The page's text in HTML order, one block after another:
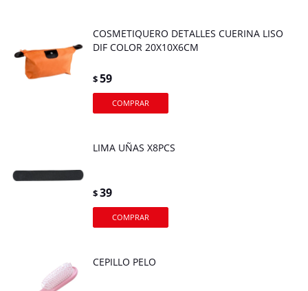
COSMETIQUERO DETALLES CUERINA LISO
DIF COLOR 20X10X6CM
$59
LIMA UÑAS X8PCS
$39
CEPILLO PELO